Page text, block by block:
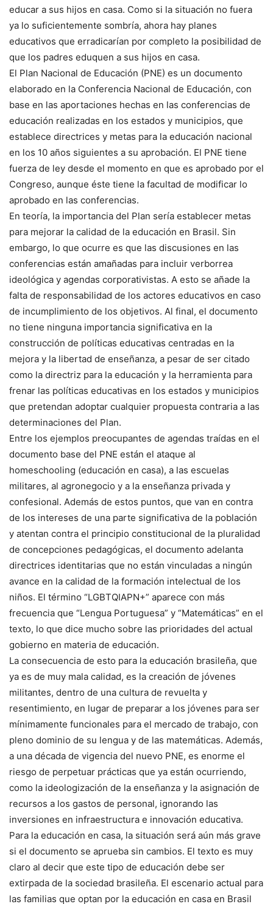
educar a sus hijos en casa. Como si la situación no fuera
ya lo suficientemente sombría, ahora hay planes
educativos que erradicarían por completo la posibilidad de
que los padres eduquen a sus hijos en casa.
El Plan Nacional de Educación (PNE) es un documento
elaborado en la Conferencia Nacional de Educación, con
base en las aportaciones hechas en las conferencias de
educación realizadas en los estados y municipios, que
establece directrices y metas para la educación nacional
en los 10 años siguientes a su aprobación. El PNE tiene
fuerza de ley desde el momento en que es aprobado por el
Congreso, aunque éste tiene la facultad de modificar lo
aprobado en las conferencias.
En teoría, la importancia del Plan sería establecer metas
para mejorar la calidad de la educación en Brasil. Sin
embargo, lo que ocurre es que las discusiones en las
conferencias están amañadas para incluir verborrea
ideológica y agendas corporativistas. A esto se añade la
falta de responsabilidad de los actores educativos en caso
de incumplimiento de los objetivos. Al final, el documento
no tiene ninguna importancia significativa en la
construcción de políticas educativas centradas en la
mejora y la libertad de enseñanza, a pesar de ser citado
como la directriz para la educación y la herramienta para
frenar las políticas educativas en los estados y municipios
que pretendan adoptar cualquier propuesta contraria a las
determinaciones del Plan.
Entre los ejemplos preocupantes de agendas traídas en el
documento base del PNE están el ataque al
homeschooling (educación en casa), a las escuelas
militares, al agronegocio y a la enseñanza privada y
confesional. Además de estos puntos, que van en contra
de los intereses de una parte significativa de la población
y atentan contra el principio constitucional de la pluralidad
de concepciones pedagógicas, el documento adelanta
directrices identitarias que no están vinculadas a ningún
avance en la calidad de la formación intelectual de los
niños. El término “LGBTQIAPN+” aparece con más
frecuencia que “Lengua Portuguesa” y “Matemáticas” en el
texto, lo que dice mucho sobre las prioridades del actual
gobierno en materia de educación.
La consecuencia de esto para la educación brasileña, que
ya es de muy mala calidad, es la creación de jóvenes
militantes, dentro de una cultura de revuelta y
resentimiento, en lugar de preparar a los jóvenes para ser
mínimamente funcionales para el mercado de trabajo, con
pleno dominio de su lengua y de las matemáticas. Además,
a una década de vigencia del nuevo PNE, es enorme el
riesgo de perpetuar prácticas que ya están ocurriendo,
como la ideologización de la enseñanza y la asignación de
recursos a los gastos de personal, ignorando las
inversiones en infraestructura e innovación educativa.
Para la educación en casa, la situación será aún más grave
si el documento se aprueba sin cambios. El texto es muy
claro al decir que este tipo de educación debe ser
extirpada de la sociedad brasileña. El escenario actual para
las familias que optan por la educación en casa en Brasil